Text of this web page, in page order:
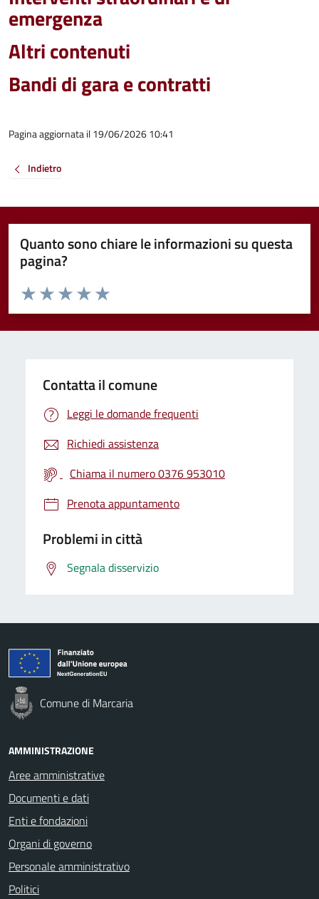
emergenza
Altri contenuti
Bandi di gara e contratti
Pagina aggiornata il 19/06/2026 10:41
Indietro
Quanto sono chiare le informazioni su questa
pagina?
Valuta da 1 a 5 stelle la pagina
Valuta 5 stelle su 5
Valuta 4 stelle su 5
Valuta 3 stelle su 5
Valuta 2 stelle su 5
Valuta 1 stelle su 5
Contatta il comune
Leggi le domande frequenti
Richiedi assistenza
Chiama il numero 0376 953010
Prenota appuntamento
Problemi in città
Segnala disservizio
Comune di Marcaria
AMMINISTRAZIONE
Aree amministrative
Documenti e dati
Enti e fondazioni
Organi di governo
Personale amministrativo
Politici